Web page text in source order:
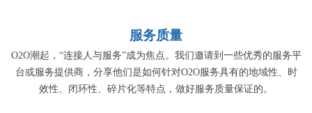
服务质量
O2O潮起，“连接人与服务”成为焦点。我们邀请到一些优秀的服务平
台或服务提供商，分享他们是如何针对O2O服务具有的地域性、时
效性、闭环性、碎片化等特点，做好服务质量保证的。